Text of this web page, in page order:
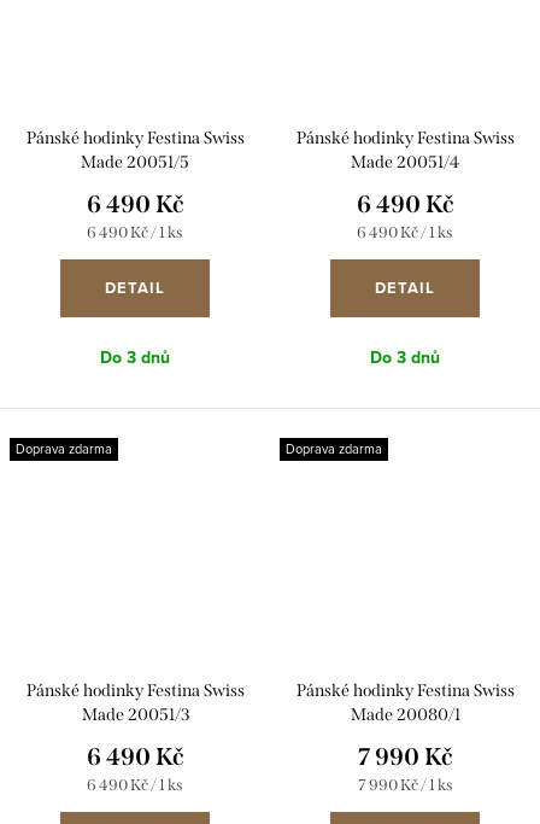
Pánské hodinky Festina Swiss
Made 20051/5
6 490 Kč
Měrná
cena:
6 490 Kč / 1 ks
DETAIL
Do 3 dnů
Pánské hodinky Festina Swiss
Made 20051/4
6 490 Kč
Měrná
cena:
6 490 Kč / 1 ks
DETAIL
Do 3 dnů
Doprava zdarma
Pánské hodinky Festina Swiss
Made 20051/3
6 490 Kč
Měrná
cena:
6 490 Kč / 1 ks
Doprava zdarma
Pánské hodinky Festina Swiss
Made 20080/1
7 990 Kč
Měrná
cena:
7 990 Kč / 1 ks